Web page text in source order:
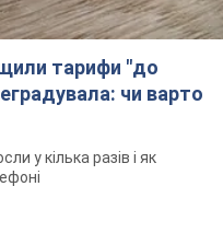
дронів
стався вибух у
міні